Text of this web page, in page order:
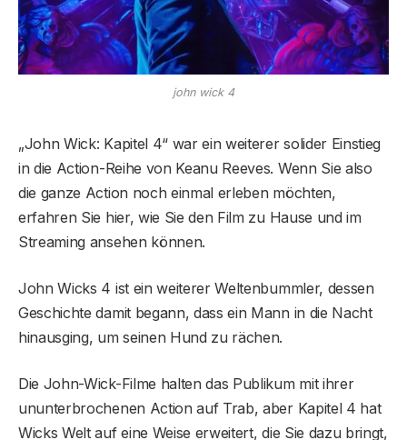
john wick 4
„John Wick: Kapitel 4“ war ein weiterer solider Einstieg
in die Action-Reihe von Keanu Reeves. Wenn Sie also
die ganze Action noch einmal erleben möchten,
erfahren Sie hier, wie Sie den Film zu Hause und im
Streaming ansehen können.
John Wicks 4 ist ein weiterer Weltenbummler, dessen
Geschichte damit begann, dass ein Mann in die Nacht
hinausging, um seinen Hund zu rächen.
Die John-Wick-Filme halten das Publikum mit ihrer
ununterbrochenen Action auf Trab, aber Kapitel 4 hat
Wicks Welt auf eine Weise erweitert, die Sie dazu bringt,